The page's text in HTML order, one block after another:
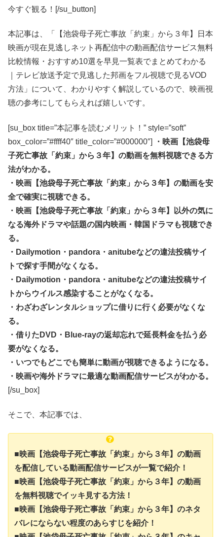
今すぐ観る！[/su_button]
本記事は、「【池袋母子死亡事故「約束」から３年】日本
映画が現在見逃しネット再配信中の動画配信サービス無料
比較情報・おすすめ10選を早見一覧表でまとめてわかる
｜テレビ放送予定で見逃した邦画をフル視聴で見るVOD
方法」について、わかりやすく解説しているので、映画視
聴の参考にしてもらえれば嬉しいです。
[su_box title=”本記事を読むメリット！” style=”soft”
box_color=”#ffff40″ title_color=”#000000″]
・映画【池袋母
子死亡事故「約束」から３年】の動画を無料視聴できる方
法がわかる。
・映画【池袋母子死亡事故「約束」から３年】の動画を安
全で確実に視聴できる。
・映画【池袋母子死亡事故「約束」から３年】以外の気に
なる海外ドラマや話題の国内映画・韓国ドラマも視聴でき
る。
・Dailymotion・pandora・anitubeなどの違法投稿サイ
トで探す手間がなくなる。
・Dailymotion・pandora・anitubeなどの違法投稿サイ
トからウイルス感染することがなくなる。
・わざわざレンタルショップに借りに行く必要がなくな
る。
・借りたDVD・Blue-rayの返却忘れで延長料金を払う必
要がなくなる。
・いつでもどこでも簡単に動画が視聴できるようになる。
・映画や海外ドラマに最適な動画配信サービスがわかる。
[/su_box]
そこで、本記事では、
■映画【池袋母子死亡事故「約束」から３年】の動画
を配信している動画配信サービスが一覧で紹介！
■映画【池袋母子死亡事故「約束」から３年】の動画
を無料視聴でイッキ見する方法！
■映画【池袋母子死亡事故「約束」から３年】のネタ
バレにならない程度のあらすじを紹介！